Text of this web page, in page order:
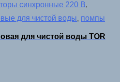
синхронные 220 В,
для чистой воды, помпы
для чистой воды TOR